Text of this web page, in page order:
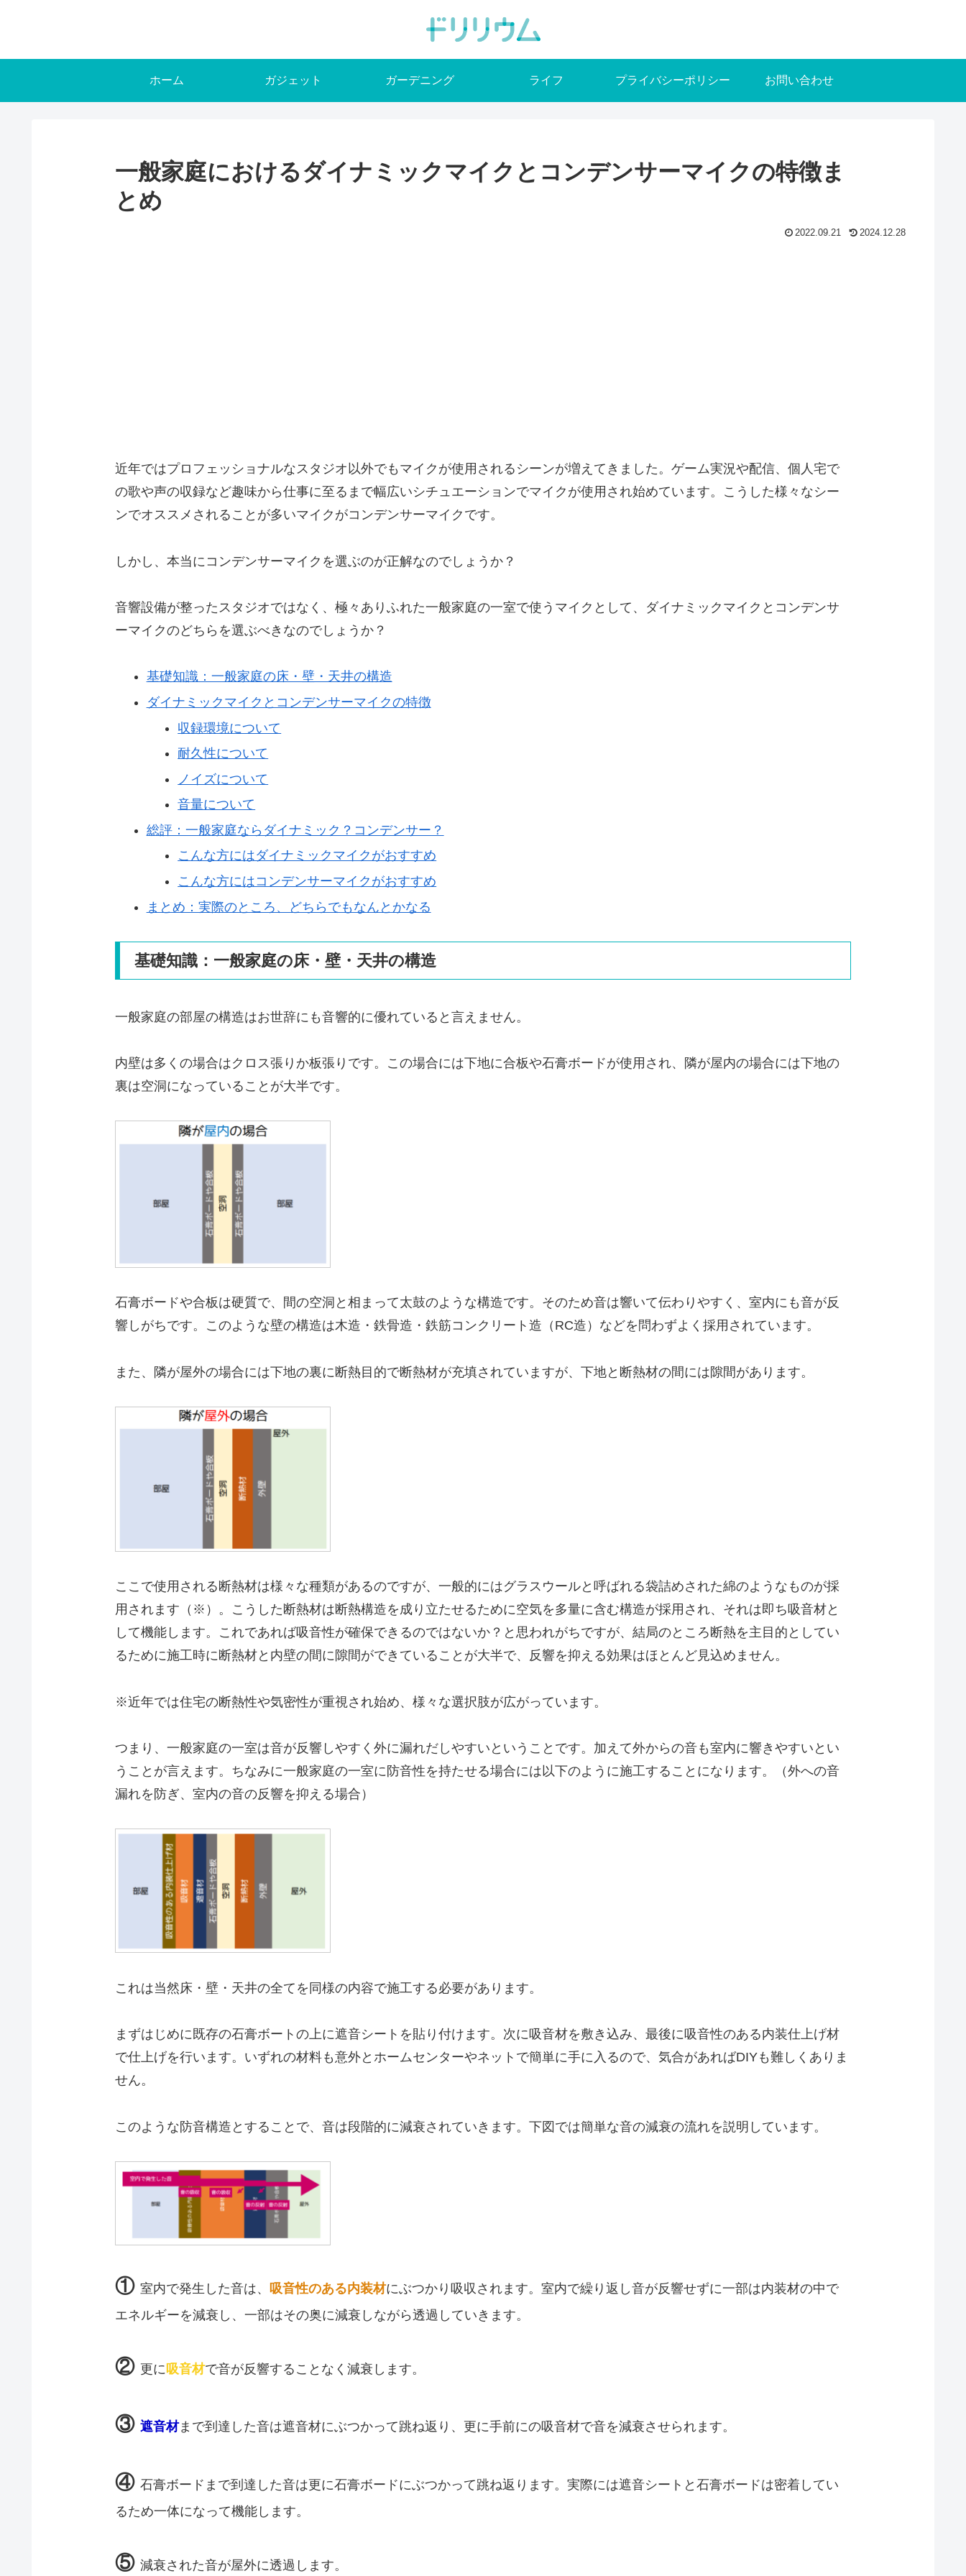
ホーム ガジェット ガーデニング ライフ プライバシーポリシー お問い合わせ
一般家庭におけるダイナミックマイクとコンデンサーマイクの特徴ま
とめ
2022.09.21 2024.12.28
近年ではプロフェッショナルなスタジオ以外でもマイクが使用されるシーンが増えてきました。ゲーム実況や配信、個人宅で
の歌や声の収録など趣味から仕事に至るまで幅広いシチュエーションでマイクが使用され始めています。こうした様々なシー
ンでオススメされることが多いマイクがコンデンサーマイクです。
しかし、本当にコンデンサーマイクを選ぶのが正解なのでしょうか？
音響設備が整ったスタジオではなく、極々ありふれた一般家庭の一室で使うマイクとして、ダイナミックマイクとコンデンサ
ーマイクのどちらを選ぶべきなのでしょうか？
基礎知識：一般家庭の床・壁・天井の構造
ダイナミックマイクとコンデンサーマイクの特徴
収録環境について
耐久性について
ノイズについて
音量について
総評：一般家庭ならダイナミック？コンデンサー？
こんな方にはダイナミックマイクがおすすめ
こんな方にはコンデンサーマイクがおすすめ
まとめ：実際のところ、どちらでもなんとかなる
基礎知識：一般家庭の床・壁・天井の構造
一般家庭の部屋の構造はお世辞にも音響的に優れていると言えません。
内壁は多くの場合はクロス張りか板張りです。この場合には下地に合板や石膏ボードが使用され、隣が屋内の場合には下地の
裏は空洞になっていることが大半です。
石膏ボードや合板は硬質で、間の空洞と相まって太鼓のような構造です。そのため音は響いて伝わりやすく、室内にも音が反
響しがちです。このような壁の構造は木造・鉄骨造・鉄筋コンクリート造（RC造）などを問わずよく採用されています。
また、隣が屋外の場合には下地の裏に断熱目的で断熱材が充填されていますが、下地と断熱材の間には隙間があります。
ここで使用される断熱材は様々な種類があるのですが、一般的にはグラスウールと呼ばれる袋詰めされた綿のようなものが採
用されます（※）。こうした断熱材は断熱構造を成り立たせるために空気を多量に含む構造が採用され、それは即ち吸音材と
して機能します。これであれば吸音性が確保できるのではないか？と思われがちですが、結局のところ断熱を主目的としてい
るために施工時に断熱材と内壁の間に隙間ができていることが大半で、反響を抑える効果はほとんど見込めません。
※近年では住宅の断熱性や気密性が重視され始め、様々な選択肢が広がっています。
つまり、一般家庭の一室は音が反響しやすく外に漏れだしやすいということです。加えて外からの音も室内に響きやすいとい
うことが言えます。ちなみに一般家庭の一室に防音性を持たせる場合には以下のように施工することになります。（外への音
漏れを防ぎ、室内の音の反響を抑える場合）
これは当然床・壁・天井の全てを同様の内容で施工する必要があります。
まずはじめに既存の石膏ボートの上に遮音シートを貼り付けます。次に吸音材を敷き込み、最後に吸音性のある内装仕上げ材
で仕上げを行います。いずれの材料も意外とホームセンターやネットで簡単に手に入るので、気合があればDIYも難しくありま
せん。
このような防音構造とすることで、音は段階的に減衰されていきます。下図では簡単な音の減衰の流れを説明しています。
① 室内で発生した音は、 吸音性のある内装材にぶつかり吸収されます。室内で繰り返し音が反響せずに一部は内装材の中で
エネルギーを減衰し、一部はその奥に減衰しながら透過していきます。
② 更に 吸音材で音が反響することなく減衰します。
③ 遮音材まで到達した音は遮音材にぶつかって跳ね返り、更に手前にの吸音材で音を減衰させられます。
④ 石膏ボードまで到達した音は更に石膏ボードにぶつかって跳ね返ります。実際には遮音シートと石膏ボードは密着してい
るため一体になって機能します。
⑤ 減衰された音が屋外に透過します。